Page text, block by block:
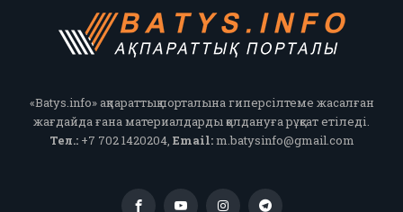
«Batys.info» ақпараттық порталына гиперсілтеме жасалған
жағдайда ғана материалдарды қолдануға рұқсат етіледі.
Тел.:+7 702 1420204, Email:m.batysinfo@gmail.com